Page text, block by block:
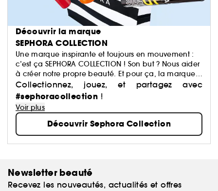
Découvrir la marque
SEPHORA COLLECTION
Une marque inspirante et toujours en mouvement :
c’est ça SEPHORA COLLECTION ! Son but ? Nous aider
à créer notre propre beauté. Et pour ça, la marque
a justement imaginé des centaines de produits : du
maquillage aux soins, du capillaire au parfum, du
bain aux compléments alimentaires,… Avec pour
mission de démocratiser une beauté performante.
Collectionnez, jouez, et partagez avec
#sephoracollection !
Voir plus
Découvrir Sephora Collection
Newsletter beauté
Recevez les nouveautés, actualités et offres